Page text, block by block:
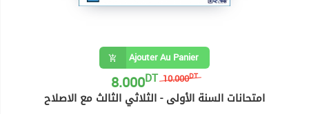
Ajouter Au Panier
10.000DT
8.000DT
امتحانات السنة الأولى - الثلاثي الثالث مع الاصلاح